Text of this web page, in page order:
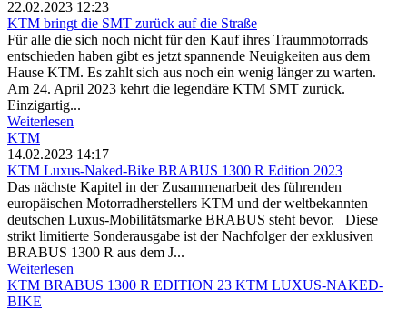
22.02.2023 12:23
KTM bringt die SMT zurück auf die Straße
Für alle die sich noch nicht für den Kauf ihres Traummotorrads
entschieden haben gibt es jetzt spannende Neuigkeiten aus dem
Hause KTM. Es zahlt sich aus noch ein wenig länger zu warten.
Am 24. April 2023 kehrt die legendäre KTM SMT zurück.
Einzigartig...
Weiterlesen
KTM
14.02.2023 14:17
KTM Luxus-Naked-Bike BRABUS 1300 R Edition 2023
Das nächste Kapitel in der Zusammenarbeit des führenden
europäischen Motorradherstellers KTM und der weltbekannten
deutschen Luxus-Mobilitätsmarke BRABUS steht bevor. Diese
strikt limitierte Sonderausgabe ist der Nachfolger der exklusiven
BRABUS 1300 R aus dem J...
Weiterlesen
KTM BRABUS 1300 R EDITION 23 KTM LUXUS-NAKED-
BIKE